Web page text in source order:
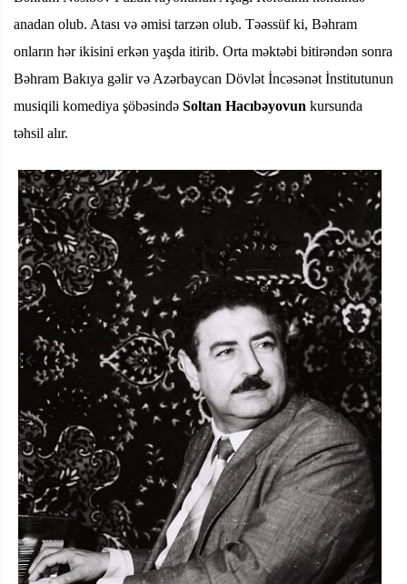
anadan olub. Atası və əmisi tarzən olub. Təəssüf ki, Bəhram
onların hər ikisini erkən yaşda itirib. Orta məktəbi bitirəndən sonra
Bəhram Bakıya gəlir və Azərbaycan Dövlət İncəsənət İnstitutunun
musiqili komediya şöbəsində Soltan Hacıbəyovun kursunda
təhsil alır.